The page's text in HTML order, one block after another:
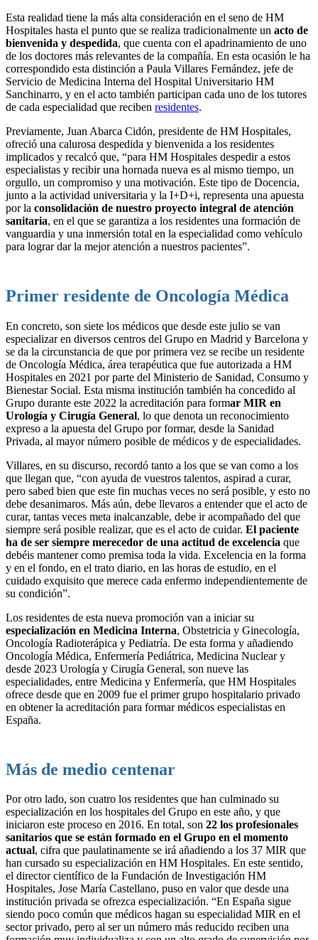
Esta realidad tiene la más alta consideración en el seno de HM
Hospitales hasta el punto que se realiza tradicionalmente un acto de
bienvenida y despedida, que cuenta con el apadrinamiento de uno
de los doctores más relevantes de la compañía. En esta ocasión le ha
correspondido esta distinción a Paula Villares Fernández, jefe de
Servicio de Medicina Interna del Hospital Universitario HM
Sanchinarro, y en el acto también participan cada uno de los tutores
de cada especialidad que reciben residentes.
Previamente, Juan Abarca Cidón, presidente de HM Hospitales,
ofreció una calurosa despedida y bienvenida a los residentes
implicados y recalcó que, “para HM Hospitales despedir a estos
especialistas y recibir una hornada nueva es al mismo tiempo, un
orgullo, un compromiso y una motivación. Este tipo de Docencia,
junto a la actividad universitaria y la I+D+i, representa una apuesta
por la consolidación de nuestro proyecto integral de atención
sanitaria, en el que se garantiza a los residentes una formación de
vanguardia y una inmersión total en la especialidad como vehículo
para lograr dar la mejor atención a nuestros pacientes”.
Primer residente de Oncología Médica
En concreto, son siete los médicos que desde este julio se van
especializar en diversos centros del Grupo en Madrid y Barcelona y
se da la circunstancia de que por primera vez se recibe un residente
de Oncología Médica, área terapéutica que fue autorizada a HM
Hospitales en 2021 por parte del Ministerio de Sanidad, Consumo y
Bienestar Social. Esta misma institución también ha concedido al
Grupo durante este 2022 la acreditación para formar MIR en
Urología y Cirugía General, lo que denota un reconocimiento
expreso a la apuesta del Grupo por formar, desde la Sanidad
Privada, al mayor número posible de médicos y de especialidades.
Villares, en su discurso, recordó tanto a los que se van como a los
que llegan que, “con ayuda de vuestros talentos, aspirad a curar,
pero sabed bien que este fin muchas veces no será posible, y esto no
debe desanimaros. Más aún, debe llevaros a entender que el acto de
curar, tantas veces meta inalcanzable, debe ir acompañado del que
siempre será posible realizar, que es el acto de cuidar. El paciente
ha de ser siempre merecedor de una actitud de excelencia que
debéis mantener como premisa toda la vida. Excelencia en la forma
y en el fondo, en el trato diario, en las horas de estudio, en el
cuidado exquisito que merece cada enfermo independientemente de
su condición”.
Los residentes de esta nueva promoción van a iniciar su
especialización en Medicina Interna, Obstetricia y Ginecología,
Oncología Radioterápica y Pediatría. De esta forma y añadiendo
Oncología Médica, Enfermería Pediátrica, Medicina Nuclear y
desde 2023 Urología y Cirugía General, son nueve las
especialidades, entre Medicina y Enfermería, que HM Hospitales
ofrece desde que en 2009 fue el primer grupo hospitalario privado
en obtener la acreditación para formar médicos especialistas en
España.
Más de medio centenar
Por otro lado, son cuatro los residentes que han culminado su
especialización en los hospitales del Grupo en este año, y que
iniciaron este proceso en 2016. En total, son 22 los profesionales
sanitarios que se están formado en el Grupo en el momento
actual, cifra que paulatinamente se irá añadiendo a los 37 MIR que
han cursado su especialización en HM Hospitales. En este sentido,
el director científico de la Fundación de Investigación HM
Hospitales, Jose María Castellano, puso en valor que desde una
institución privada se ofrezca especialización. “En España sigue
siendo poco común que médicos hagan su especialidad MIR en el
sector privado, pero al ser un número más reducido reciben una